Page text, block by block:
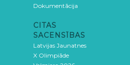
Dokumentācija
CITAS
SACENSĪBAS
Latvijas Jaunatnes
X Olimpiāde